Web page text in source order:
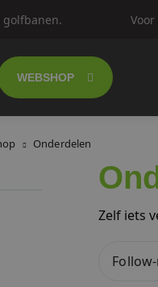
golfbanen.
WEBSHOP
Follow-me
Elektrische
Push trolley's
Golfscooters
Onderdelen
Zelf iets